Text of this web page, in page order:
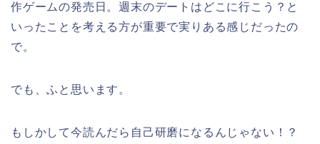
作ゲームの発売日。週末のデートはどこに行こう？と
いったことを考える方が重要で実りある感じだったの
で。
でも、ふと思います。
もしかして今読んだら自己研磨になるんじゃない！？